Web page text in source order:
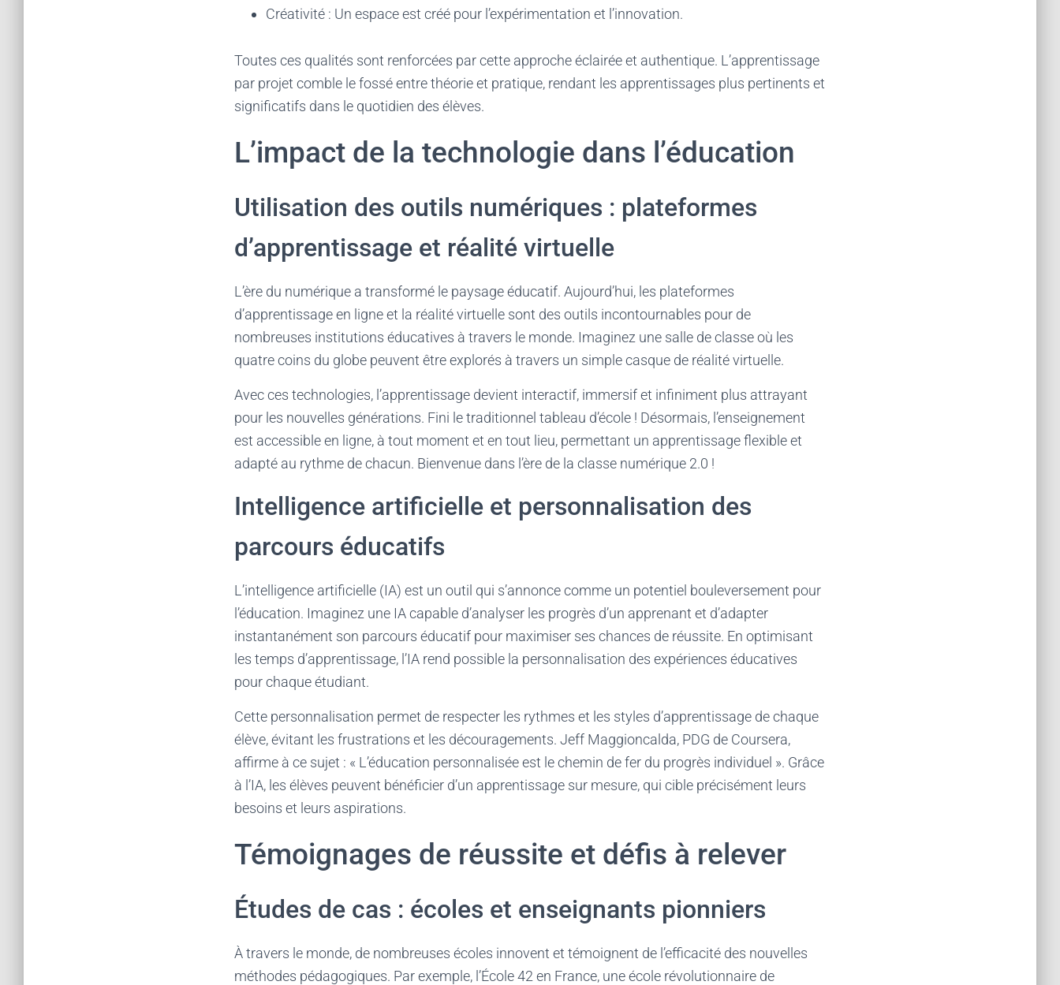
Créativité : Un espace est créé pour l’expérimentation et l’innovation.
Toutes ces qualités sont renforcées par cette approche éclairée et authentique. L’apprentissage
par projet comble le fossé entre théorie et pratique, rendant les apprentissages plus pertinents et
significatifs dans le quotidien des élèves.
L’impact de la technologie dans l’éducation
Utilisation des outils numériques : plateformes
d’apprentissage et réalité virtuelle
L’ère du numérique a transformé le paysage éducatif. Aujourd’hui, les plateformes
d’apprentissage en ligne et la réalité virtuelle sont des outils incontournables pour de
nombreuses institutions éducatives à travers le monde. Imaginez une salle de classe où les
quatre coins du globe peuvent être explorés à travers un simple casque de réalité virtuelle.
Avec ces technologies, l’apprentissage devient interactif, immersif et infiniment plus attrayant
pour les nouvelles générations. Fini le traditionnel tableau d’école ! Désormais, l’enseignement
est accessible en ligne, à tout moment et en tout lieu, permettant un apprentissage flexible et
adapté au rythme de chacun. Bienvenue dans l’ère de la classe numérique 2.0 !
Intelligence artificielle et personnalisation des
parcours éducatifs
L’intelligence artificielle (IA) est un outil qui s’annonce comme un potentiel bouleversement pour
l’éducation. Imaginez une IA capable d’analyser les progrès d’un apprenant et d’adapter
instantanément son parcours éducatif pour maximiser ses chances de réussite. En optimisant
les temps d’apprentissage, l’IA rend possible la personnalisation des expériences éducatives
pour chaque étudiant.
Cette personnalisation permet de respecter les rythmes et les styles d’apprentissage de chaque
élève, évitant les frustrations et les découragements. Jeff Maggioncalda, PDG de Coursera,
affirme à ce sujet : « L’éducation personnalisée est le chemin de fer du progrès individuel ». Grâce
à l’IA, les élèves peuvent bénéficier d’un apprentissage sur mesure, qui cible précisément leurs
besoins et leurs aspirations.
Témoignages de réussite et défis à relever
Études de cas : écoles et enseignants pionniers
À travers le monde, de nombreuses écoles innovent et témoignent de l’efficacité des nouvelles
méthodes pédagogiques. Par exemple, l’École 42 en France, une école révolutionnaire de